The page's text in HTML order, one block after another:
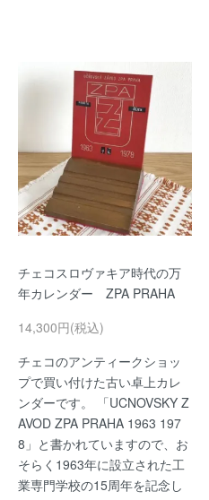
チェコスロヴァキア時代の万
年カレンダー ZPA PRAHA
14,300円(税込)
チェコのアンティークショッ
プで買い付けた古い卓上カレ
ンダーです。 「UCNOVSKY Z
AVOD ZPA PRAHA 1963 197
8」と書かれていますので、お
そらく1963年に設立された工
業専門学校の15周年を記念し